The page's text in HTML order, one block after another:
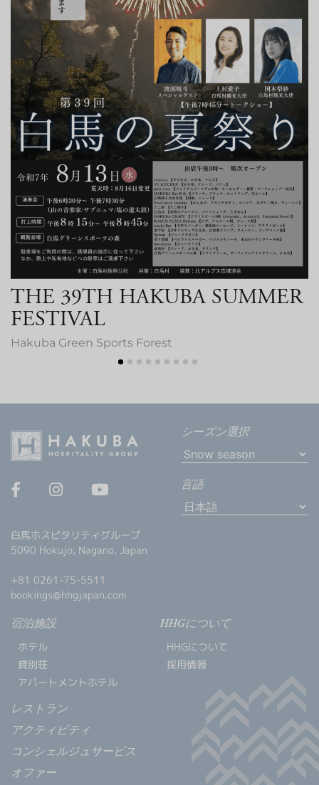
THE 39TH HAKUBA SUMMER
FESTIVAL
Hakuba Green Sports Forest
白馬ホスピタリティグループ
5090 Hokujo, Nagano, Japan
+81 0261-75-5511
bookings@hhgjapan.com
シーズン選択
言語
宿泊施設
ホテル
貸別荘
アパートメントホテル
レストラン
アクティビティ
コンシェルジュサービス
オファー
HHGについて
HHGについて
採用情報